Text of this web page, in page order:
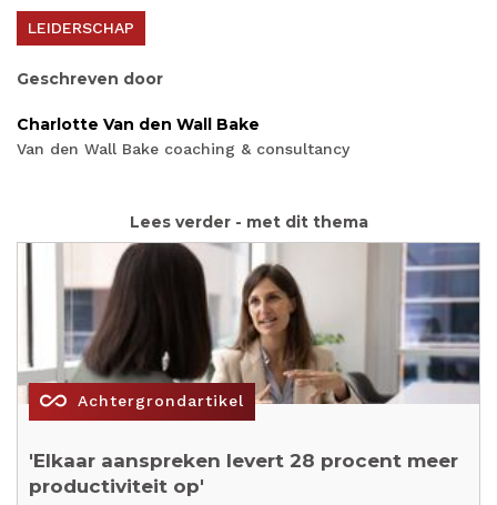
LEIDERSCHAP
Geschreven door
Charlotte Van den Wall Bake
Van den Wall Bake coaching & consultancy
Lees verder - met dit thema
all_inclusive Achtergrondartikel
'Elkaar aanspreken levert 28 procent meer
productiviteit op'